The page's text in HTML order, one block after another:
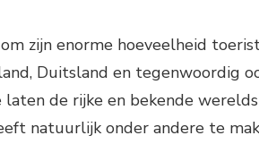
zijn enorme hoeveelheid
Duitsland en tegenwoordig
laten de rijke en bekende
natuurlijk onder andere te